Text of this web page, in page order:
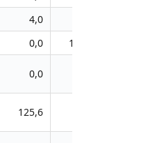
4,0
0,0 1472,9
0,0
125,6